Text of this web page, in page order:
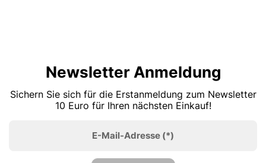
Newsletter Anmeldung
Sichern Sie sich für die Erstanmeldung zum Newsletter
10 Euro für Ihren nächsten Einkauf!
E-Mail-Adresse (*)